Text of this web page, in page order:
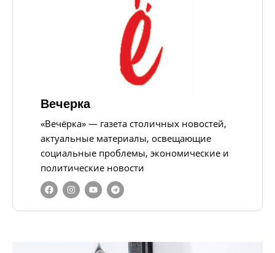
Вечерка
«Вечёрка» — газета столичных новостей,
актуальные материалы, освещающие
социальные проблемы, экономические и
политические новости